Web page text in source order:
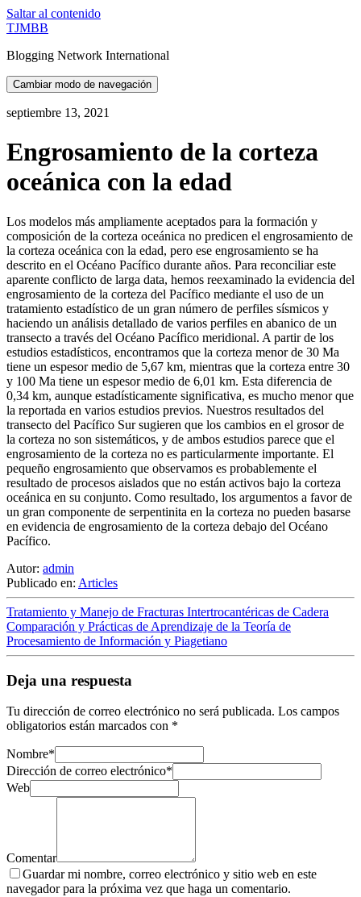
Saltar al contenido
TJMBB
Blogging Network International
Cambiar modo de navegación
septiembre 13, 2021
Engrosamiento de la corteza
oceánica con la edad
Los modelos más ampliamente aceptados para la formación y
composición de la corteza oceánica no predicen el engrosamiento de
la corteza oceánica con la edad, pero ese engrosamiento se ha
descrito en el Océano Pacífico durante años. Para reconciliar este
aparente conflicto de larga data, hemos reexaminado la evidencia del
engrosamiento de la corteza del Pacífico mediante el uso de un
tratamiento estadístico de un gran número de perfiles sísmicos y
haciendo un análisis detallado de varios perfiles en abanico de un
transecto a través del Océano Pacífico meridional. A partir de los
estudios estadísticos, encontramos que la corteza menor de 30 Ma
tiene un espesor medio de 5,67 km, mientras que la corteza entre 30
y 100 Ma tiene un espesor medio de 6,01 km. Esta diferencia de
0,34 km, aunque estadísticamente significativa, es mucho menor que
la reportada en varios estudios previos. Nuestros resultados del
transecto del Pacífico Sur sugieren que los cambios en el grosor de
la corteza no son sistemáticos, y de ambos estudios parece que el
engrosamiento de la corteza no es particularmente importante. El
pequeño engrosamiento que observamos es probablemente el
resultado de procesos aislados que no están activos bajo la corteza
oceánica en su conjunto. Como resultado, los argumentos a favor de
un gran componente de serpentinita en la corteza no pueden basarse
en evidencia de engrosamiento de la corteza debajo del Océano
Pacífico.
Autor: admin
Publicado en: Articles
Tratamiento y Manejo de Fracturas Intertrocantéricas de Cadera
Comparación y Prácticas de Aprendizaje de la Teoría de
Procesamiento de Información y Piagetiano
Deja una respuesta
Tu dirección de correo electrónico no será publicada. Los campos
obligatorios están marcados con *
Nombre*
Dirección de correo electrónico*
Web
Comentar
Guardar mi nombre, correo electrónico y sitio web en este
navegador para la próxima vez que haga un comentario.